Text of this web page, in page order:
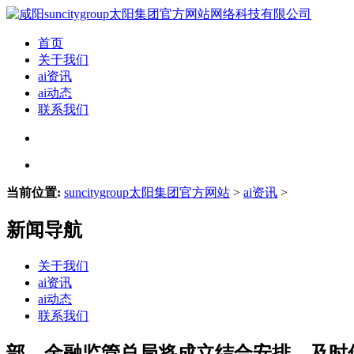
首页
关于我们
ai资讯
ai动态
联系我们
当前位置: suncitygroup太阳集团官方网站 > ai资讯 >
新闻导航
关于我们
ai资讯
ai动态
联系我们